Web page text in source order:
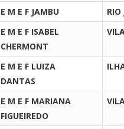
E M E F JAMBU
RIO
E M E F ISABEL
CHERMONT
E M E F LUIZA
DANTAS
E M E F MARIANA
FIGUEIREDO